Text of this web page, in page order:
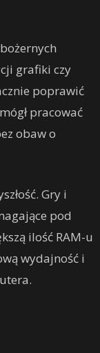
grafiki czy
poprawić
pracować
obaw o
Gry i
pod
ilość RAM-u
wydajność i